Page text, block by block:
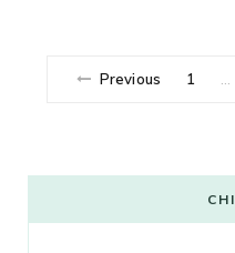
Previous 1 …